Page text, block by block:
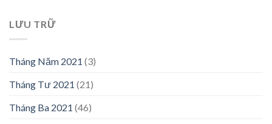
LƯU TRỮ
Tháng Năm 2021 (3)
Tháng Tư 2021 (21)
Tháng Ba 2021 (46)